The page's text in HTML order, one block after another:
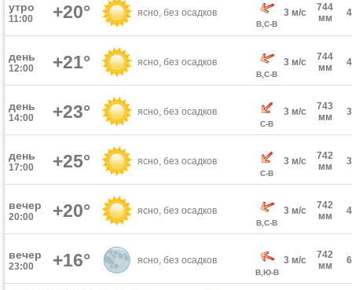
утро
11:00 +20° ясно, без осадков
В,С-В
3 м/с
744
мм
день
12:00 +21° ясно, без осадков
В,С-В
3 м/с
744
мм
день
14:00 +23° ясно, без осадков
С-В
3 м/с
743
мм
день
17:00 +25° ясно, без осадков
С-В
3 м/с
742
мм
вечер
20:00 +20° ясно, без осадков
В,С-В
3 м/с
742
мм
вечер
23:00 +16° ясно, без осадков
В,Ю-В
3 м/с
742
мм